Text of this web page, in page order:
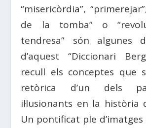
“misericòrdia”,
de la tomba” o
tendresa” són algunes
d’aquest “Diccionari
recull els conceptes que
retòrica d’un dels
il·lusionants en la història
Un pontificat ple